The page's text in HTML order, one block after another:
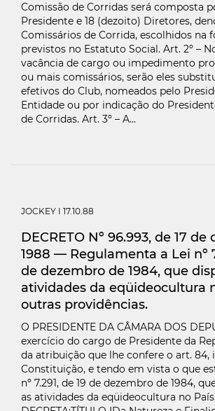
Comissão de Corridas será composta
Presidente e 18 (dezoito) Diretores,
Comissários de Corrida, escolhidos na
previstos no Estatuto Social. Art. 2º –
vacância de cargo ou impedimento
ou mais comissários, serão eles
efetivos do Club, nomeados pelo
Entidade ou por indicação do
de Corridas. Art. 3º – A...
JOCKEY I 17.10.88
DECRETO Nº 96.993, de 17
1988 — Regulamenta a Lei nº
de dezembro de 1984, que
atividades da eqüideocultura
outras providências.
O PRESIDENTE DA CÂMARA DOS
exercício do cargo de Presidente da
da atribuição que lhe confere o art. 84,
Constituição, e tendo em vista o que
nº 7.291, de 19 de dezembro de 1984,
as atividades da eqüideocultura no